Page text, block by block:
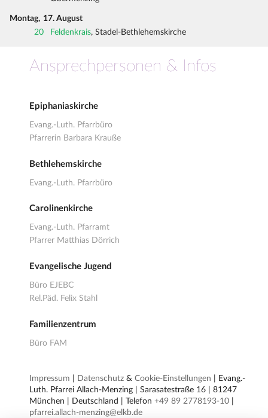
Montag, 17. August
20
Feldenkrais, Stadel-Bethlehemskirche
Ansprechpersonen & Infos
Epiphaniaskirche
Evang.-Luth. Pfarrbüro
Pfarrerin Barbara Krauße
Bethlehemskirche
Evang.-Luth. Pfarrbüro
Carolinenkirche
Evang.-Luth. Pfarramt
Pfarrer Matthias Dörrich
Evangelische Jugend
Büro EJEBC
Rel.Päd. Felix Stahl
Familienzentrum
Büro FAM
Impressum Datenschutz & Cookie-Einstellungen | Evang.-
Luth. Pfarrei Allach-Menzing | Sarasatestraße 16 | 81247
München | Deutschland | Telefon +49 89 2778193-10
pfarrei.allach-menzing@elkb.de